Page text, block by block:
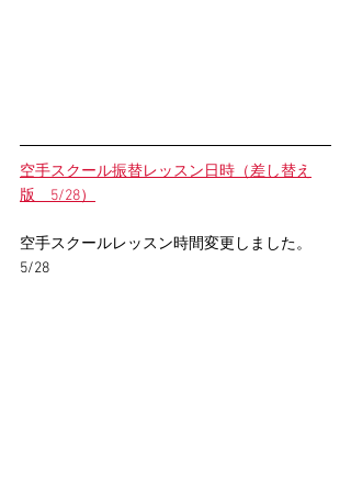
空手スクール振替レッスン日時（差し替え
版 5/28）
空手スクールレッスン時間変更しました。
5/28